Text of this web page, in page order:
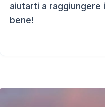
aiutarti a raggiungere
bene!